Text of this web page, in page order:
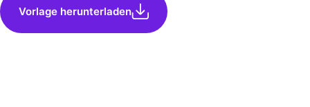
Vorlage herunterladen